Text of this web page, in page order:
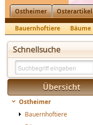
Ostheimer Osterartikel
Bauernhoftiere
Bäume
Schnellsuche
Übersicht
Ostheimer
Bauernhoftiere